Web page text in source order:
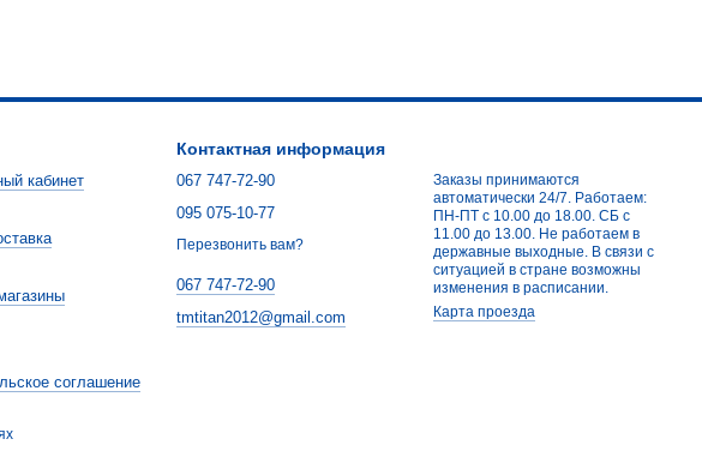
кабинет
соглашение
Контактная информация
067 747-72-90
095 075-10-77
Перезвонить вам?
067 747-72-90
tmtitan2012@gmail.com
Заказы принимаются
автоматически 24/7. Работаем:
ПН-ПТ с 10.00 до 18.00. СБ с
11.00 до 13.00. Не работаем в
державные выходные. В связи с
ситуацией в стране возможны
изменения в расписании.
Карта проезда